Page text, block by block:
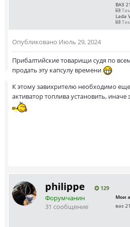
ВАЗ
Lada
Опубликовано Июль 29, 2024
Прибалтийские товарищи судя по
продать эту капсулу времени
К этому завихрителю необходимо
активатор топлива установить, иначе
philippe 129
Форумчанин
31 сообщение
Мои
ваз